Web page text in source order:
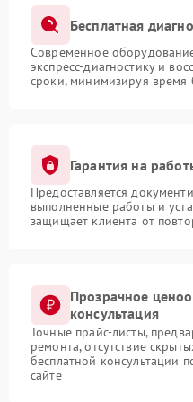
Бесплатная
Современное
экспресс-диагностику и
сроки, минимизируя время
Гарантия на
Предоставляется
выполненные работы и
защищает клиента от
Прозрачное
консультация
Точные прайс-листы,
ремонта, отсутствие
бесплатной консультации
сайте